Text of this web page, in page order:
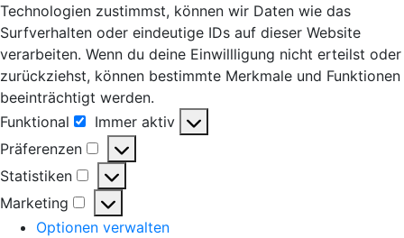
Technologien zustimmst, können wir Daten wie das
Surfverhalten oder eindeutige IDs auf dieser Website
verarbeiten. Wenn du deine Einwillligung nicht erteilst oder
zurückziehst, können bestimmte Merkmale und Funktionen
beeinträchtigt werden.
Funktional
Immer aktiv
Präferenzen
Statistiken
Marketing
Optionen verwalten